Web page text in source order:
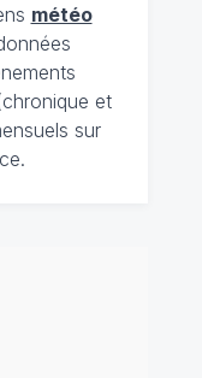
météo
et
sur